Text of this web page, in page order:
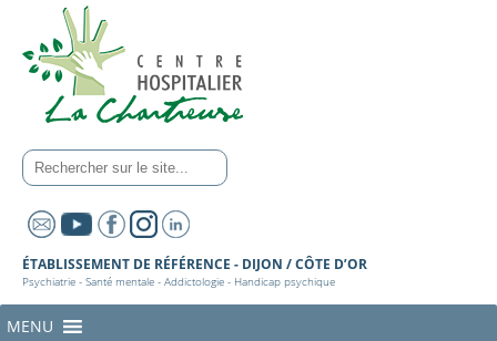
ÉTABLISSEMENT DE RÉFÉRENCE - DIJON / CÔTE D’OR
Psychiatrie - Santé mentale - Addictologie - Handicap psychique
MENU